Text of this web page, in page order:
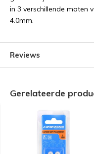
in 3 verschillende maten
4.0mm.
Reviews
Gerelateerde